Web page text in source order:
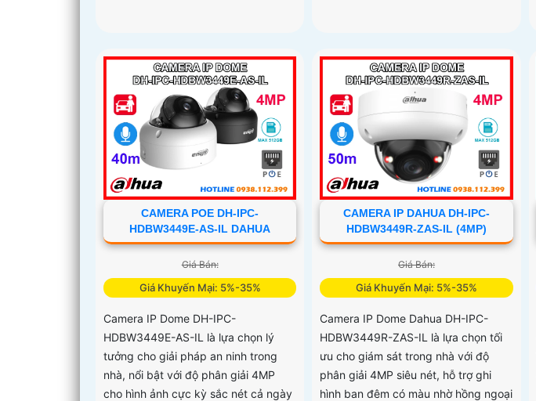
CAMERA POE DH-IPC-
HDBW3449E-AS-IL DAHUA
Giá Bán:
Giá Khuyến Mại: 5%-35%
Camera IP Dome DH-IPC-
HDBW3449E-AS-IL là lựa chọn lý
tưởng cho giải pháp an ninh trong
nhà, nổi bật với độ phân giải 4MP
cho hình ảnh cực kỳ sắc nét cả ngày
CAMERA IP DAHUA DH-IPC-
HDBW3449R-ZAS-IL (4MP)
Giá Bán:
Giá Khuyến Mại: 5%-35%
Camera IP Dome Dahua DH-IPC-
HDBW3449R-ZAS-IL là lựa chọn tối
ưu cho giám sát trong nhà với độ
phân giải 4MP siêu nét, hỗ trợ ghi
hình ban đêm có màu nhờ hồng ngoại